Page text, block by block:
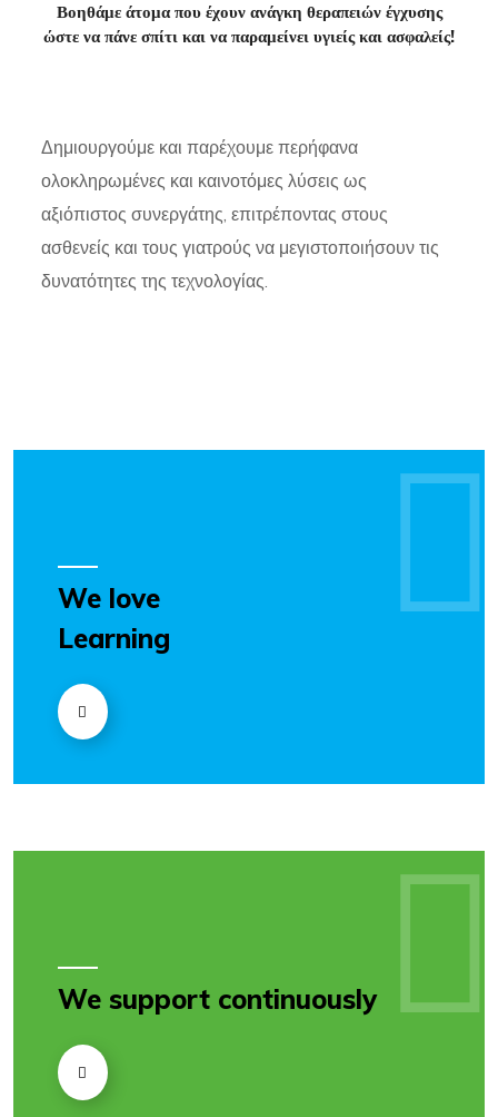
Βοηθάμε άτομα που έχουν ανάγκη θεραπειών έγχυσης
ώστε να πάνε σπίτι και να παραμείνει υγιείς και ασφαλείς!
Δημιουργούμε και παρέχουμε περήφανα
ολοκληρωμένες και καινοτόμες λύσεις ως
αξιόπιστος συνεργάτης, επιτρέποντας στους
ασθενείς και τους γιατρούς να μεγιστοποιήσουν τις
δυνατότητες της τεχνολογίας.
We love
Learning
We support continuously